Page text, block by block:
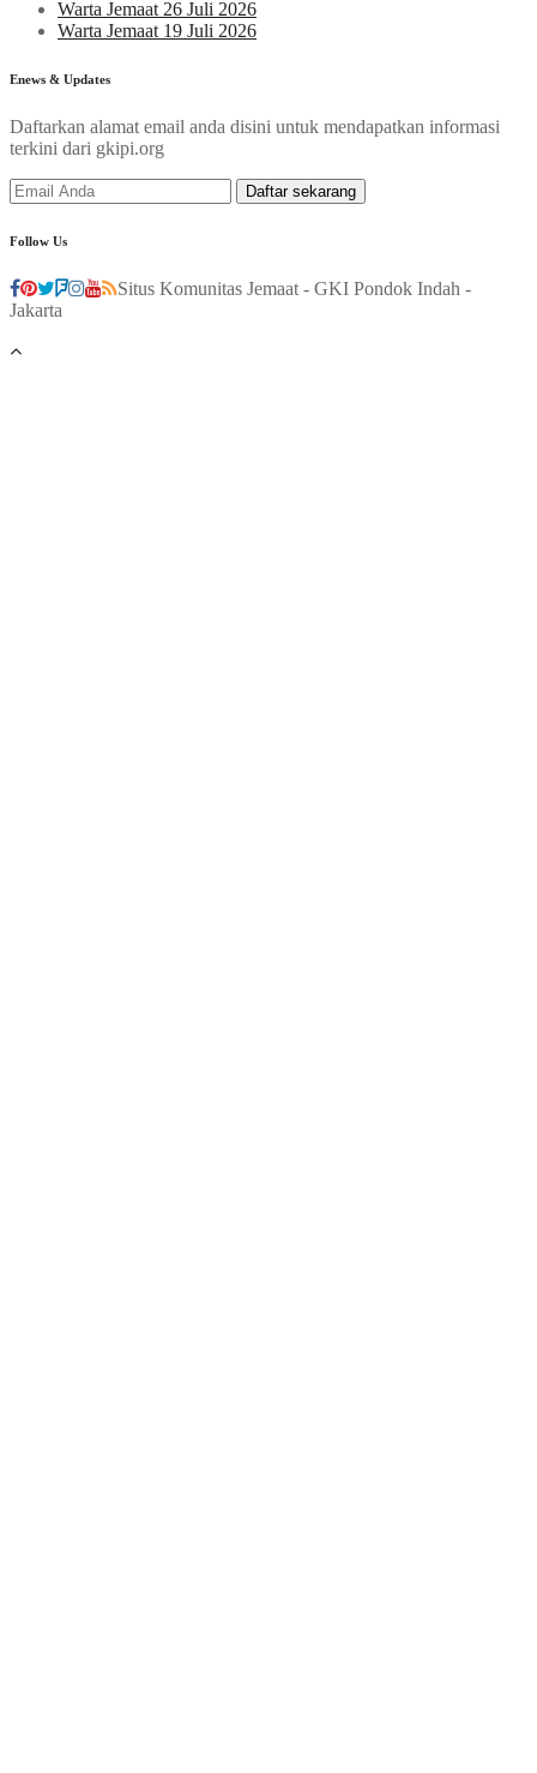
Warta Jemaat 26 Juli 2026
Warta Jemaat 19 Juli 2026
Enews & Updates
Daftarkan alamat email anda disini untuk mendapatkan informasi
terkini dari gkipi.org
Follow Us
Situs Komunitas Jemaat - GKI Pondok Indah -
Jakarta